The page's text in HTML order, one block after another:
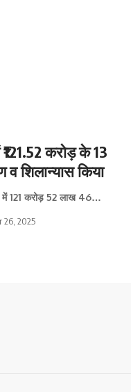
करोड़ के 13
व शिलान्यास किया
में 121 करोड़ 52 लाख 46…
26, 2025